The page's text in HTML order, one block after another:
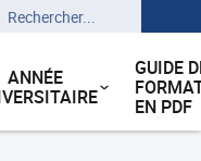
ANNÉE
GUIDE
EN PDF